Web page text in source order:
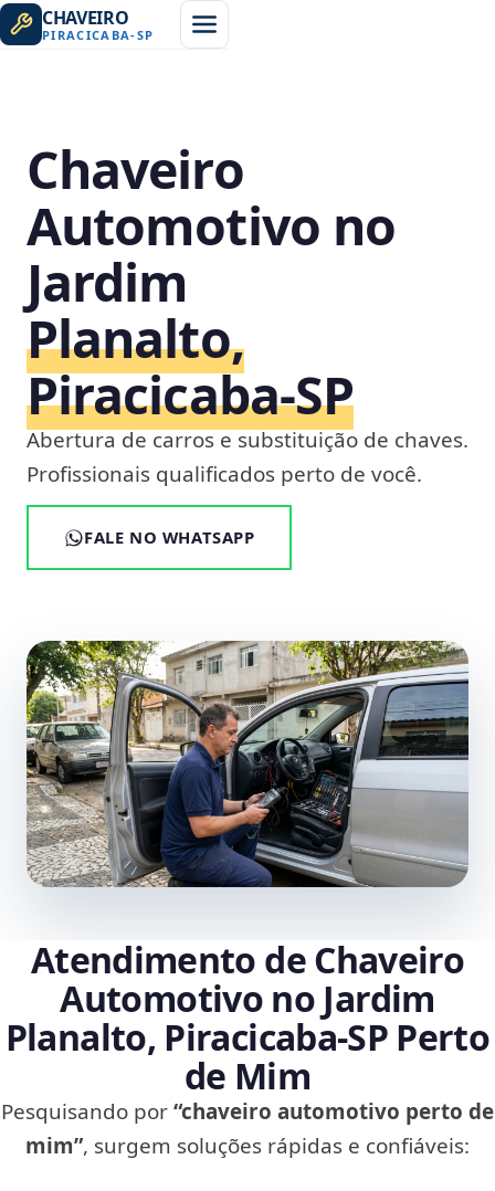
CHAVEIRO
PIRACICABA-SP
Chaveiro
Automotivo no
Jardim
Planalto,
Piracicaba‑SP
Abertura de carros e substituição de chaves.
Profissionais qualificados perto de você.
FALE NO WHATSAPP
Atendimento de Chaveiro
Automotivo no Jardim
Planalto, Piracicaba‑SP Perto
de Mim
Pesquisando por“chaveiro automotivo perto de
mim”, surgem soluções rápidas e confiáveis: